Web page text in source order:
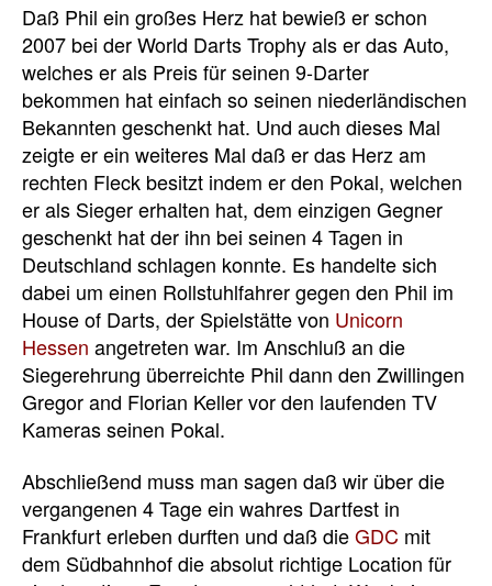
Daß Phil ein großes Herz hat bewieß er schon
2007 bei der World Darts Trophy als er das Auto,
welches er als Preis für seinen 9-Darter
bekommen hat einfach so seinen niederländischen
Bekannten geschenkt hat. Und auch dieses Mal
zeigte er ein weiteres Mal daß er das Herz am
rechten Fleck besitzt indem er den Pokal, welchen
er als Sieger erhalten hat, dem einzigen Gegner
geschenkt hat der ihn bei seinen 4 Tagen in
Deutschland schlagen konnte. Es handelte sich
dabei um einen Rollstuhlfahrer gegen den Phil im
House of Darts, der Spielstätte von Unicorn
Hessen angetreten war. Im Anschluß an die
Siegerehrung überreichte Phil dann den Zwillingen
Gregor and Florian Keller vor den laufenden TV
Kameras seinen Pokal.
Abschließend muss man sagen daß wir über die
vergangenen 4 Tage ein wahres Dartfest in
Frankfurt erleben durften und daß dieGDC mit
dem Südbahnhof die absolut richtige Location für